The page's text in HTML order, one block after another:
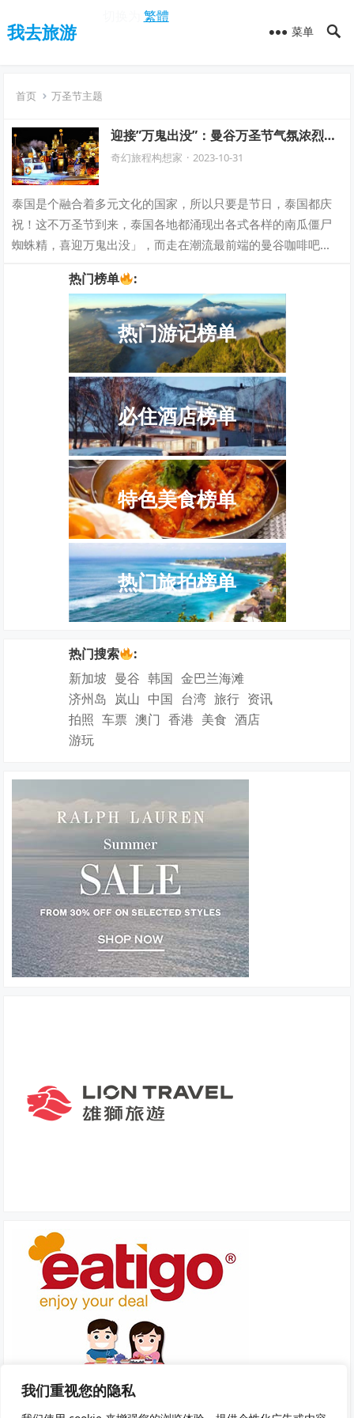
我们重视您的隐私
繁體
我去旅游 菜单
首页 万圣节主题
迎接”万鬼出没”：曼谷万圣节气氛浓烈的
咖啡店盘点。
奇幻旅程构想家 · 2023-10-31
泰国是个融合着多元文化的国家，所以只要是节日，泰国都庆
祝！这不万圣节到来，泰国各地都涌现出各式各样的南瓜僵尸
蜘蛛精，喜迎万鬼出没」，而走在潮流最前端的曼谷咖啡吧
热门榜单 :
热门游记榜单
必住酒店榜单
特色美食榜单
热门旅拍榜单
热门搜索
:
新加坡 曼谷 韩国 金巴兰海滩
济州岛 岚山 中国 台湾 旅行 资讯
拍照 车票 澳门 香港 美食 酒店
游玩